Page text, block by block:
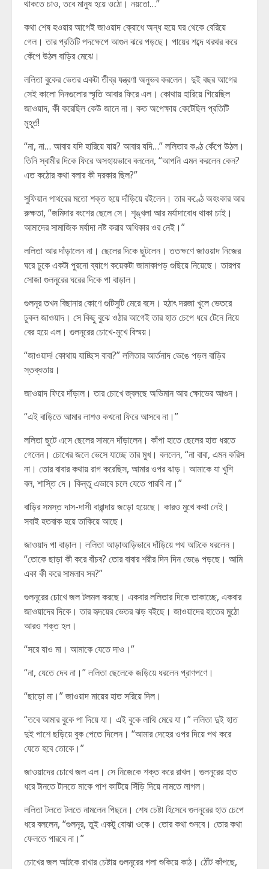
থাকতে চাও, তবে মানুষ হয়ে ওঠো। নয়তো…”
কথা শেষ হওয়ার আগেই জাওয়াদ ক্রোধে অন্ধ হয়ে ঘর থেকে বেরিয়ে
গেল। তার প্রতিটি পদক্ষেপে আগুন ঝরে পড়ছে। পায়ের শব্দে থরথর করে
কেঁপে উঠল বাড়ির মেঝে।
ললিতা বুকের ভেতর একটা তীব্র যন্ত্রণা অনুভব করলেন। দুই বছর আগের
সেই কালো দিনগুলোর স্মৃতি আবার ফিরে এল। কোথায় হারিয়ে গিয়েছিল
জাওয়াদ, কী করেছিল কেউ জানে না। কত অপেক্ষায় কেটেছিল প্রতিটি
মুহূর্ত!
“না, না… আবার যদি হারিয়ে যায়? আবার যদি…” ললিতার কণ্ঠ কেঁপে উঠল।
তিনি স্বামীর দিকে ফিরে অসহায়ভাবে বললেন, “আপনি এমন করলেন কেন?
এত কঠোর কথা বলার কী দরকার ছিল?”
সুফিয়ান পাথরের মতো শক্ত হয়ে দাঁড়িয়ে রইলেন। তার কণ্ঠে অহংকার আর
রুক্ষতা, “জমিদার বংশের ছেলে সে। শৃঙ্খলা আর মর্যাদাবোধ থাকা চাই।
আমাদের সামাজিক মর্যাদা নষ্ট করার অধিকার ওর নেই।”
ললিতা আর দাঁড়ালেন না। ছেলের দিকে ছুটলেন। ততক্ষণে জাওয়াদ নিজের
ঘরে ঢুকে একটা পুরনো ব্যাগে কয়েকটা জামাকাপড় গুছিয়ে নিয়েছে। তারপর
সোজা গুলনূরের ঘরের দিকে পা বাড়াল।
গুলনূর তখন বিছানার কোণে গুটিসুটি মেরে বসে। হঠাৎ দরজা খুলে ভেতরে
ঢুকল জাওয়াদ। সে কিছু বুঝে ওঠার আগেই তার হাত চেপে ধরে টেনে নিয়ে
বের হয়ে এল। গুলনূরের চোখে-মুখে বিস্ময়।
“জাওয়াদ! কোথায় যাচ্ছিস বাবা?” ললিতার আর্তনাদ ভেঙে পড়ল বাড়ির
স্তব্ধতায়।
জাওয়াদ ফিরে দাঁড়াল। তার চোখে জ্বলছে অভিমান আর ক্ষোভের আগুন।
“এই বাড়িতে আমার লাশও কখনো ফিরে আসবে না।”
ললিতা ছুটে এসে ছেলের সামনে দাঁড়ালেন। কাঁপা হাতে ছেলের হাত ধরতে
গেলেন। চোখের জলে ভেসে যাচ্ছে তার মুখ। বললেন, “না বাবা, এমন করিস
না। তোর বাবার কথায় রাগ করেছিস, আমার ওপর ঝাড়। আমাকে যা খুশি
বল, শাস্তি দে। কিন্তু এভাবে চলে যেতে পারবি না।”
বাড়ির সমস্ত দাস-দাসী বারান্দায় জড়ো হয়েছে। কারও মুখে কথা নেই।
সবাই হতবাক হয়ে তাকিয়ে আছে।
জাওয়াদ পা বাড়াল। ললিতা আড়াআড়িভাবে দাঁড়িয়ে পথ আটকে ধরলেন।
“তোকে ছাড়া কী করে বাঁচব? তোর বাবার শরীর দিন দিন ভেঙে পড়ছে। আমি
একা কী করে সামলাব সব?”
গুলনূরের চোখে জল টলমল করছে। একবার ললিতার দিকে তাকাচ্ছে, একবার
জাওয়াদের দিকে। তার হৃদয়ের ভেতর ঝড় বইছে। জাওয়াদের হাতের মুঠো
আরও শক্ত হল।
“সরে যাও মা। আমাকে যেতে দাও।”
“না, যেতে দেব না।” ললিতা ছেলেকে জড়িয়ে ধরলেন প্রাণপণে।
“ছাড়ো মা।” জাওয়াদ মায়ের হাত সরিয়ে দিল।
“তবে আমার বুকে পা দিয়ে যা। এই বুকে লাথি মেরে যা।” ললিতা দুই হাত
দুই পাশে ছড়িয়ে বুক পেতে দিলেন। “আমার দেহের ওপর দিয়ে পথ করে
যেতে হবে তোকে।”
জাওয়াদের চোখে জল এল। সে নিজেকে শক্ত করে রাখল। গুলনূরের হাত
ধরে টানতে টানতে মাকে পাশ কাটিয়ে সিঁড়ি দিয়ে নামতে লাগল।
ললিতা টলতে টলতে নামলেন পিছনে। শেষ চেষ্টা হিসেবে গুলনূরের হাত চেপে
ধরে বললেন, “গুলনূর, তুই একটু বোঝা ওকে। তোর কথা শুনবে। তোর কথা
ফেলতে পারবে না।”
চোখের জল আটকে রাখার চেষ্টায় গুলনূরের গলা শুকিয়ে কাঠ। ঠোঁট কাঁপছে,